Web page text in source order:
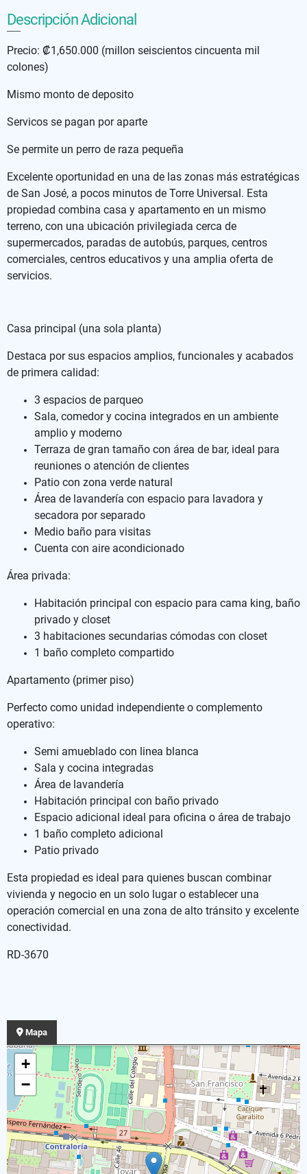
Descripción Adicional
Precio: ₡1,650.000 (millon seiscientos cincuenta mil
colones)
Mismo monto de deposito
Servicos se pagan por aparte
Se permite un perro de raza pequeña
Excelente oportunidad en una de las zonas más estratégicas
de San José, a pocos minutos de Torre Universal. Esta
propiedad combina casa y apartamento en un mismo
terreno, con una ubicación privilegiada cerca de
supermercados, paradas de autobús, parques, centros
comerciales, centros educativos y una amplia oferta de
servicios.
Casa principal (una sola planta)
Destaca por sus espacios amplios, funcionales y acabados
de primera calidad:
3 espacios de parqueo
Sala, comedor y cocina integrados en un ambiente
amplio y moderno
Terraza de gran tamaño con área de bar, ideal para
reuniones o atención de clientes
Patio con zona verde natural
Área de lavandería con espacio para lavadora y
secadora por separado
Medio baño para visitas
Cuenta con aire acondicionado
Área privada:
Habitación principal con espacio para cama king, baño
privado y closet
3 habitaciones secundarias cómodas con closet
1 baño completo compartido
Apartamento (primer piso)
Perfecto como unidad independiente o complemento
operativo:
Semi amueblado con linea blanca
Sala y cocina integradas
Área de lavandería
Habitación principal con baño privado
Espacio adicional ideal para oficina o área de trabajo
1 baño completo adicional
Patio privado
Esta propiedad es ideal para quienes buscan combinar
vivienda y negocio en un solo lugar o establecer una
operación comercial en una zona de alto tránsito y excelente
conectividad.
RD-3670
Mapa
+
−